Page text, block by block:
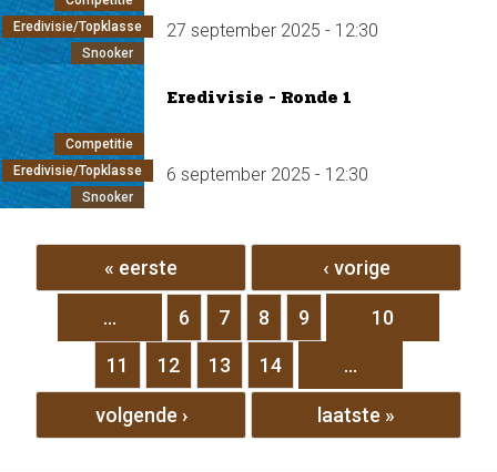
Eredivisie/Topklasse
Snooker
27 september 2025 - 12:30
Competitie
Eredivisie/Topklasse
Snooker
Eredivisie - Ronde 1
6 september 2025 - 12:30
Pagina's
« eerste ‹ vorige
… 6 7 8 9 10
11 12 13 14 …
volgende › laatste »